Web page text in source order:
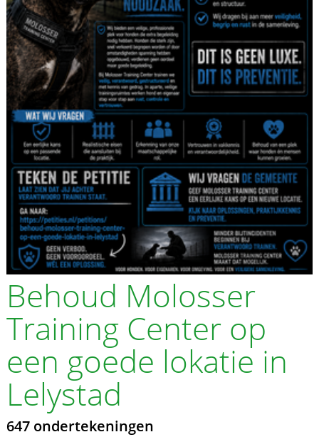
Behoud Molosser
Training Center op
een goede lokatie in
Lelystad
647 ondertekeningen